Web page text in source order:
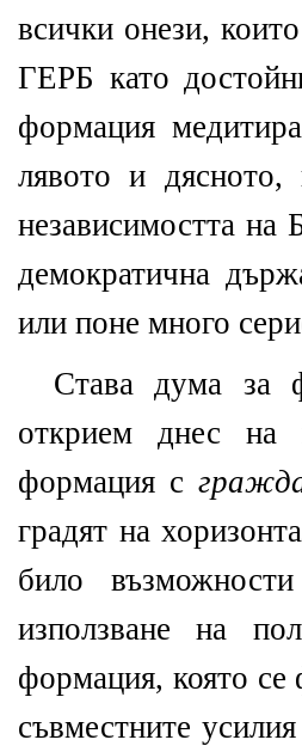
всички онези,
ГЕРБ като
формация
лявото и дясното,
независимостта
демократична
или поне много
Става дума за
открием днес на
формация с
градят на
било
използване на
формация, която се
съвместните